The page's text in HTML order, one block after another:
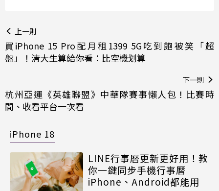
上一則
買iPhone 15 Pro配月租1399 5G吃到飽被笑「超
盤」！清大生算給你看：比空機划算
下一則
杭州亞運《英雄聯盟》中華隊賽事懶人包！比賽時
間、收看平台一次看
iPhone 18
LINE行事曆更新更好用！教
你一鍵同步手機行事曆
iPhone、Android都能用